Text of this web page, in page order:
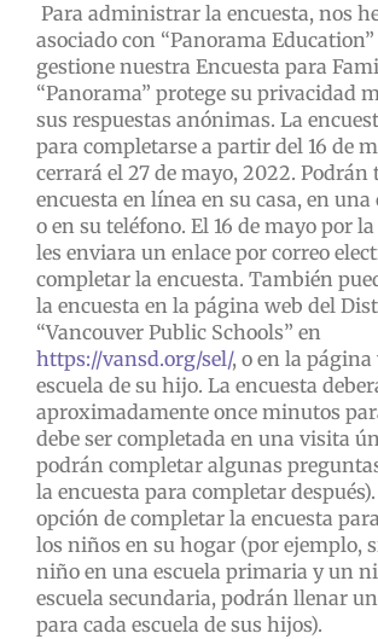
Para administrar la encuesta, nos
asociado con “Panorama
gestione nuestra Encuesta para
“Panorama” protege su privacidad
sus respuestas anónimas. La
para completarse a partir del 16 de
cerrará el 27 de mayo, 2022. Podrán
encuesta en línea en su casa, en
o en su teléfono. El 16 de mayo por
les enviara un enlace por correo
completar la encuesta. También
la encuesta en la página web del
“Vancouver Public Schools” en
https://vansd.org/sel/, o en la página
escuela de su hijo. La encuesta
aproximadamente once minutos
debe ser completada en una visita
podrán completar algunas
la encuesta para completar
opción de completar la encuesta
los niños en su hogar (por ejemplo,
niño en una escuela primaria y un
escuela secundaria, podrán llenar
para cada escuela de sus hijos).